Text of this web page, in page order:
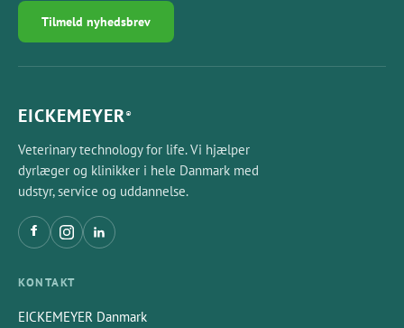
Tilmeld nyhedsbrev
EICKEMEYER®
Veterinary technology for life. Vi hjælper
dyrlæger og klinikker i hele Danmark med
udstyr, service og uddannelse.
KONTAKT
EICKEMEYER Danmark